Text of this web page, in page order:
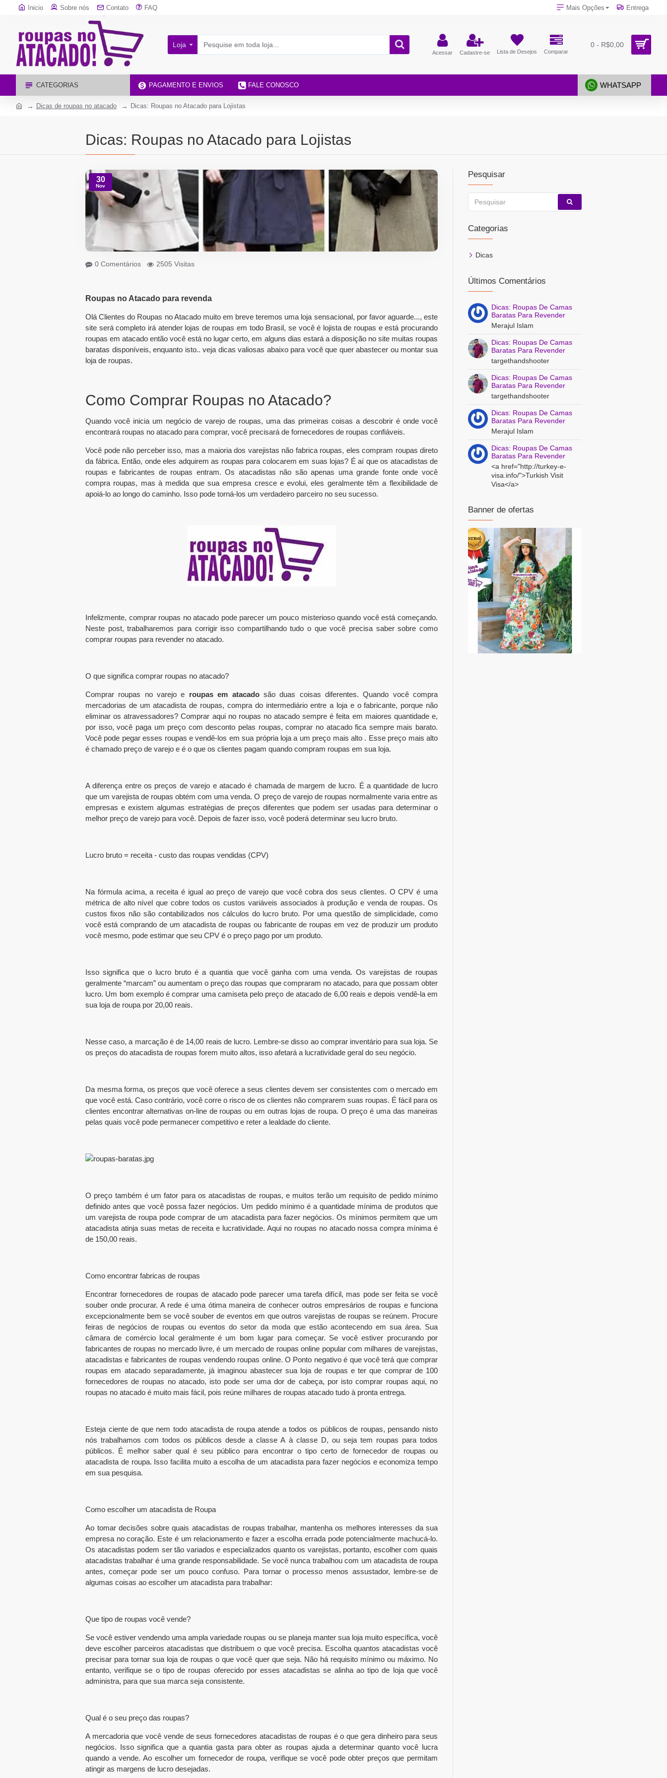
Inicio Sobre nós Contato FAQ Mais Opções Entrega
Loja
Acessar Cadastre-se Lista de Desejos Comparar
0 - R$0,00
CATEGORIAS PAGAMENTO E ENVIOS FALE CONOSCO WHATSAPP
Dicas de roupas no atacado Dicas: Roupas no Atacado para Lojistas
Dicas: Roupas no Atacado para Lojistas
30
Nov
0 Comentários 2505 Visitas
Roupas no Atacado para revenda
Olá Clientes do Roupas no Atacado muito em breve teremos uma loja sensacional, por favor aguarde..., este
site será completo irá atender lojas de roupas em todo Brasil, se você é lojista de roupas e está procurando
roupas em atacado então você está no lugar certo, em alguns dias estará a disposição no site muitas roupas
baratas disponíveis, enquanto isto.. veja dicas valiosas abaixo para você que quer abastecer ou montar sua
loja de roupas.
Como Comprar Roupas no Atacado?
Quando você inicia um negócio de varejo de roupas, uma das primeiras coisas a descobrir é onde você
encontrará roupas no atacado para comprar, você precisará de fornecedores de roupas confiáveis.
Você pode não perceber isso, mas a maioria dos varejistas não fabrica roupas, eles compram roupas direto
da fábrica. Então, onde eles adquirem as roupas para colocarem em suas lojas? É aí que os atacadistas de
roupas e fabricantes de roupas entram. Os atacadistas não são apenas uma grande fonte onde você
compra roupas, mas à medida que sua empresa cresce e evolui, eles geralmente têm a flexibilidade de
apoiá-lo ao longo do caminho. Isso pode torná-los um verdadeiro parceiro no seu sucesso.
Infelizmente, comprar roupas no atacado pode parecer um pouco misterioso quando você está começando.
Neste post, trabalharemos para corrigir isso compartilhando tudo o que você precisa saber sobre como
comprar roupas para revender no atacado.
O que significa comprar roupas no atacado?
Comprar roupas no varejo e roupas em atacadosão duas coisas diferentes. Quando você compra
mercadorias de um atacadista de roupas, compra do intermediário entre a loja e o fabricante, porque não
eliminar os atravessadores? Comprar aqui no roupas no atacado sempre é feita em maiores quantidade e,
por isso, você paga um preço com desconto pelas roupas, comprar no atacado fica sempre mais barato.
Você pode pegar esses roupas e vendê-los em sua própria loja a um preço mais alto . Esse preço mais alto
é chamado preço de varejo e é o que os clientes pagam quando compram roupas em sua loja.
A diferença entre os preços de varejo e atacado é chamada de margem de lucro. É a quantidade de lucro
que um varejista de roupas obtém com uma venda. O preço de varejo de roupas normalmente varia entre as
empresas e existem algumas estratégias de preços diferentes que podem ser usadas para determinar o
melhor preço de varejo para você. Depois de fazer isso, você poderá determinar seu lucro bruto.
Lucro bruto = receita - custo das roupas vendidas (CPV)
Na fórmula acima, a receita é igual ao preço de varejo que você cobra dos seus clientes. O CPV é uma
métrica de alto nível que cobre todos os custos variáveis ​​associados à produção e venda de roupas. Os
custos fixos não são contabilizados nos cálculos do lucro bruto. Por uma questão de simplicidade, como
você está comprando de um atacadista de roupas ou fabricante de roupas em vez de produzir um produto
você mesmo, pode estimar que seu CPV é o preço pago por um produto.
Isso significa que o lucro bruto é a quantia que você ganha com uma venda. Os varejistas de roupas
geralmente “marcam” ou aumentam o preço das roupas que compraram no atacado, para que possam obter
lucro. Um bom exemplo é comprar uma camiseta pelo preço de atacado de 6,00 reais e depois vendê-la em
sua loja de roupa por 20,00 reais.
Nesse caso, a marcação é de 14,00 reais de lucro. Lembre-se disso ao comprar inventário para sua loja. Se
os preços do atacadista de roupas forem muito altos, isso afetará a lucratividade geral do seu negócio.
Da mesma forma, os preços que você oferece a seus clientes devem ser consistentes com o mercado em
que você está. Caso contrário, você corre o risco de os clientes não comprarem suas roupas. É fácil para os
clientes encontrar alternativas on-line de roupas ou em outras lojas de roupa. O preço é uma das maneiras
pelas quais você pode permanecer competitivo e reter a lealdade do cliente.
O preço também é um fator para os atacadistas de roupas, e muitos terão um requisito de pedido mínimo
definido antes que você possa fazer negócios. Um pedido mínimo é a quantidade mínima de produtos que
um varejista de roupa pode comprar de um atacadista para fazer negócios. Os mínimos permitem que um
atacadista atinja suas metas de receita e lucratividade. Aqui no roupas no atacado nossa compra mínima é
de 150,00 reais.
Como encontrar fabricas de roupas
Encontrar fornecedores de roupas de atacado pode parecer uma tarefa difícil, mas pode ser feita se você
souber onde procurar. A rede é uma ótima maneira de conhecer outros empresários de roupas e funciona
excepcionalmente bem se você souber de eventos em que outros varejistas de roupas se reúnem. Procure
feiras de negócios de roupas ou eventos do setor da moda que estão acontecendo em sua área. Sua
câmara de comércio local geralmente é um bom lugar para começar. Se você estiver procurando por
fabricantes de roupas no mercado livre, é um mercado de roupas online popular com milhares de varejistas,
atacadistas e fabricantes de roupas vendendo roupas online. O Ponto negativo é que você terá que comprar
roupas em atacado separadamente, já imaginou abastecer sua loja de roupas e ter que comprar de 100
fornecedores de roupas no atacado, isto pode ser uma dor de cabeça, por isto comprar roupas aqui, no
roupas no atacado é muito mais fácil, pois reúne milhares de roupas atacado tudo à pronta entrega.
Esteja ciente de que nem todo atacadista de roupa atende a todos os públicos de roupas, pensando nisto
nós trabalhamos com todos os públicos desde a classe A à classe D, ou seja tem roupas para todos
públicos. É melhor saber qual é seu público para encontrar o tipo certo de fornecedor de roupas ou
atacadista de roupa. Isso facilita muito a escolha de um atacadista para fazer negócios e economiza tempo
em sua pesquisa.
Como escolher um atacadista de Roupa
Ao tomar decisões sobre quais atacadistas de roupas trabalhar, mantenha os melhores interesses da sua
empresa no coração. Este é um relacionamento e fazer a escolha errada pode potencialmente machucá-lo.
Os atacadistas podem ser tão variados e especializados quanto os varejistas, portanto, escolher com quais
atacadistas trabalhar é uma grande responsabilidade. Se você nunca trabalhou com um atacadista de roupa
antes, começar pode ser um pouco confuso. Para tornar o processo menos assustador, lembre-se de
algumas coisas ao escolher um atacadista para trabalhar:
Que tipo de roupas você vende?
Se você estiver vendendo uma ampla variedade roupas ou se planeja manter sua loja muito específica, você
deve escolher parceiros atacadistas que distribuem o que você precisa. Escolha quantos atacadistas você
precisar para tornar sua loja de roupas o que você quer que seja. Não há requisito mínimo ou máximo. No
entanto, verifique se o tipo de roupas oferecido por esses atacadistas se alinha ao tipo de loja que você
administra, para que sua marca seja consistente.
Qual é o seu preço das roupas?
A mercadoria que você vende de seus fornecedores atacadistas de roupas é o que gera dinheiro para seus
negócios. Isso significa que a quantia gasta para obter as roupas ajuda a determinar quanto você lucra
quando a vende. Ao escolher um fornecedor de roupa, verifique se você pode obter preços que permitam
atingir as margens de lucro desejadas.
Pesquisar
Categorias
Dicas
Últimos Comentários
Dicas: Roupas De Camas
Baratas Para Revender
Merajul Islam
Dicas: Roupas De Camas
Baratas Para Revender
targethandshooter
Dicas: Roupas De Camas
Baratas Para Revender
targethandshooter
Dicas: Roupas De Camas
Baratas Para Revender
Merajul Islam
Dicas: Roupas De Camas
Baratas Para Revender
<a href="http://turkey-e-
visa.info/">Turkish Visit
Visa</a>
Banner de ofertas